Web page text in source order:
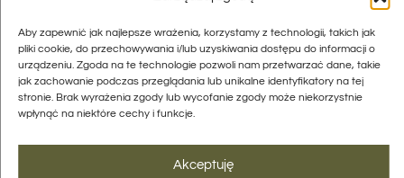
Aby zapewnić jak najlepsze wrażenia, korzystamy z technologii, takich jak
pliki cookie, do przechowywania i/lub uzyskiwania dostępu do informacji o
urządzeniu. Zgoda na te technologie pozwoli nam przetwarzać dane, takie
jak zachowanie podczas przeglądania lub unikalne identyfikatory na tej
stronie. Brak wyrażenia zgody lub wycofanie zgody może niekorzystnie
wpłynąć na niektóre cechy i funkcje.
Akceptuję
REGON
387159806
KRS 0000862377
prywatności